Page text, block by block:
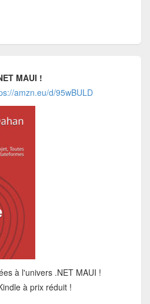
MAUI !
amzn.eu/d/95wBULD
à l'univers .NET MAUI !
à prix réduit !